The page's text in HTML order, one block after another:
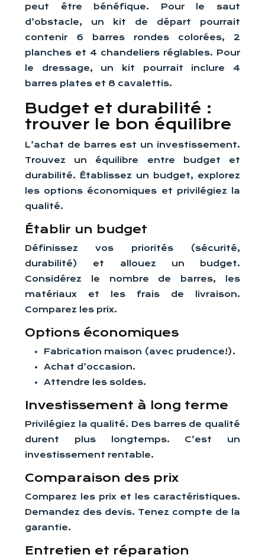
peut être bénéfique. Pour le saut
d’obstacle, un kit de départ pourrait
contenir 6 barres rondes colorées, 2
planches et 4 chandeliers réglables. Pour
le dressage, un kit pourrait inclure 4
barres plates et 8 cavalettis.
Budget et durabilité :
trouver le bon équilibre
L’achat de barres est un investissement.
Trouvez un équilibre entre budget et
durabilité. Établissez un budget, explorez
les options économiques et privilégiez la
qualité.
Établir un budget
Définissez vos priorités (sécurité,
durabilité) et allouez un budget.
Considérez le nombre de barres, les
matériaux et les frais de livraison.
Comparez les prix.
Options économiques
Fabrication maison (avec prudence!).
Achat d’occasion.
Attendre les soldes.
Investissement à long terme
Privilégiez la qualité. Des barres de qualité
durent plus longtemps. C’est un
investissement rentable.
Comparaison des prix
Comparez les prix et les caractéristiques.
Demandez des devis. Tenez compte de la
garantie.
Entretien et réparation